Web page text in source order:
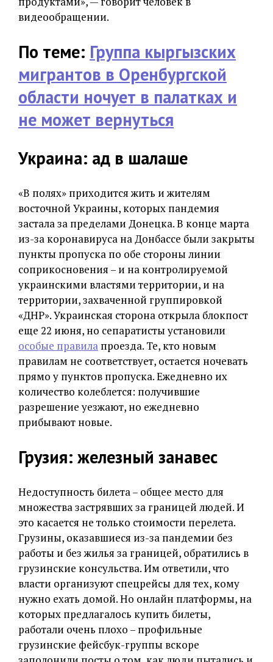
видеообращении.
По теме: Группа кыргызских
мигрантов в Оренбургской
области ночует в палатках и
не может вернуться
Украина: ад в шалаше
«В полях» приходится жить и жителям
восточной Украины, которых пандемия
застала за пределами Донецка. В конце марта
из-за коронавируса на Донбассе были закрыты
пункты пропуска по обе стороны линии
соприкосновения – и на контролируемой
украинскими властями территории, и на
территории, захваченной группировкой
«ДНР». Украинская сторона открыла блокпост
еще 22 июня, но сепаратисты установили
особые правила проезда. Те, кто новым
правилам не соответствует, остается ночевать
прямо у пунктов пропуска. Ежедневно их
количество колеблется: получившие
разрешение уезжают, но ежедневно
прибывают новые.
Грузия: железный занавес
Недоступность билета – общее место для
множества застрявших за границей людей. И
это касается не только стоимости перелета.
Грузины, оказавшиеся из-за пандемии без
работы и без жилья за границей, обратились в
грузинские консульства. Им ответили, что
власти организуют спецрейсы для тех, кому
нужно ехать домой. Но онлайн платформы, на
которых предлагалось купить билеты,
работали очень плохо – профильные
грузинские фейсбук-группы вскоре